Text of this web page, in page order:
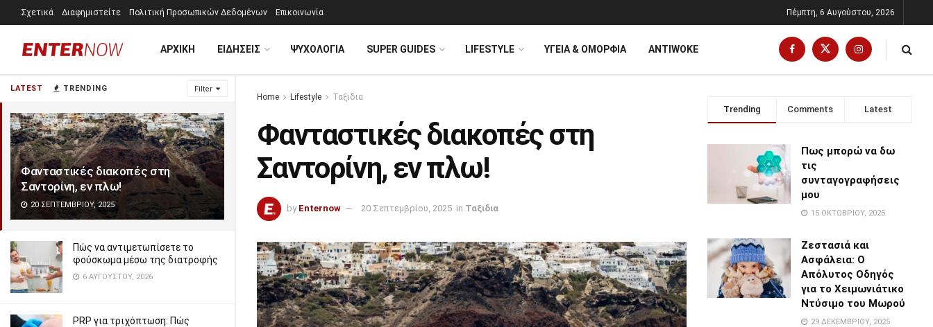
LATEST TRENDING Filter
Φανταστικές διακοπές στη
Σαντορίνη, εν πλω!
20 ΣΕΠΤΕΜΒΡΊΟΥ, 2025
Πώς να αντιμετωπίσετε το
φούσκωμα μέσω της διατροφής
6 ΑΥΓΟΎΣΤΟΥ, 2026
PRP για τριχόπτωση: Πώς
Σχετικά Διαφημιστείτε Πολιτική Προσωπικών Δεδομένων Επικοινωνία Πέμπτη, 6 Αυγούστου, 2026
ΑΡΧΙΚΗ ΕΙΔΗΣΕΙΣ ΨΥΧΟΛΟΓΊΑ SUPER GUIDES LIFESTYLE ΥΓΕΙΑ & ΟΜΟΡΦΙΑ ANTIWOKE
Home Lifestyle Ταξιδια
Φανταστικές διακοπές στη
Σαντορίνη, εν πλω!
by Enternow 20 Σεπτεμβρίου, 2025 in Ταξιδια
Trending Comments Latest
Πως μπορώ να δω
τις
συνταγογραφήσεις
μου
15 ΟΚΤΩΒΡΊΟΥ, 2025
Ζεστασιά και
Ασφάλεια: Ο
Απόλυτος Οδηγός
για το Χειμωνιάτικο
Ντύσιμο του Μωρού
29 ΔΕΚΕΜΒΡΊΟΥ, 2025